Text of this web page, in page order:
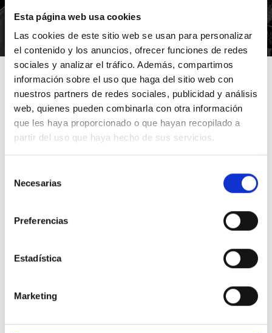
Esta página web usa cookies
Las cookies de este sitio web se usan para personalizar
el contenido y los anuncios, ofrecer funciones de redes
sociales y analizar el tráfico. Además, compartimos
información sobre el uso que haga del sitio web con
nuestros partners de redes sociales, publicidad y análisis
web, quienes pueden combinarla con otra información
que les haya proporcionado o que hayan recopilado a
partir del uso que haya hecho de sus servicios.
Necesarias
Preferencias
Estadística
Marketing
*Suscribiéndote aceptas nuestra política de privacidad